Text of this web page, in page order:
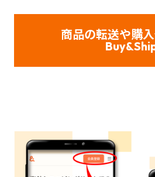
商品の転送や購